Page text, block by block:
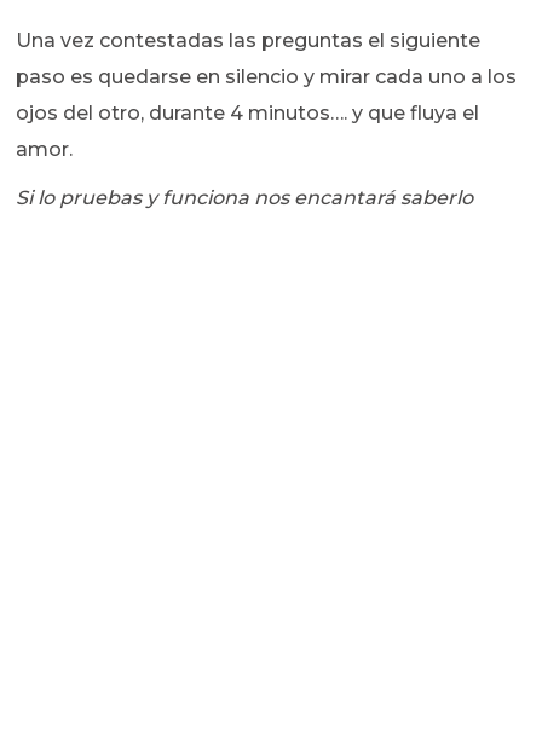
Una vez contestadas las preguntas el siguiente
paso es quedarse en silencio y mirar cada uno a los
ojos del otro, durante 4 minutos…. y que fluya el
amor.
Si lo pruebas y funciona nos encantará saberlo